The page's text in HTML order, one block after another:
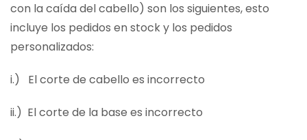
con la caída del cabello) son los siguientes, esto
incluye los pedidos en stock y los pedidos
personalizados:
i.) El corte de cabello es incorrecto
ii.) El corte de la base es incorrecto